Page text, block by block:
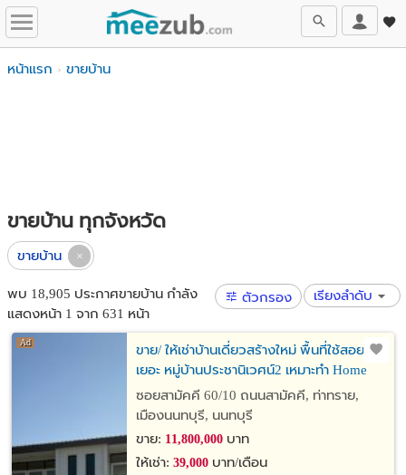
หน้าแรก ขายบ้าน
ขายบ้าน ทุกจังหวัด
ขายบ้าน
พบ 18,905 ประกาศขายบ้าน กำลัง
แสดงหน้า 1 จาก 631 หน้า
ตัวกรอง เรียงลำดับ
ขาย/ ให้เช่าบ้านเดี่ยวสร้างใหม่ พื้นที่ใช้สอย
เยอะ หมู่บ้านประชานิเวศน์2 เหมาะทำ Home
Office
ซอยสามัคคี 60/10 ถนนสามัคคี, ท่าทราย,
เมืองนนทบุรี, นนทบุรี
ขาย: 11,800,000บาท
ให้เช่า: 39,000บาท/เดือน